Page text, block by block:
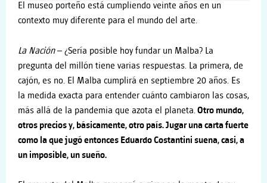
El museo porteño está cumpliendo veinte años en un
contexto muy diferente para el mundo del arte.
La Nación– ¿Sería posible hoy fundar un Malba? La
pregunta del millón tiene varias respuestas. La primera, de
cajón, es no. El Malba cumplirá en septiembre 20 años. Es
la medida exacta para entender cuánto cambiaron las cosas,
más allá de la pandemia que azota el planeta.Otro mundo,
otros precios y, básicamente, otro país. Jugar una carta fuerte
como la que jugó entonces Eduardo Costantini suena, casi, a
un imposible, un sueño.